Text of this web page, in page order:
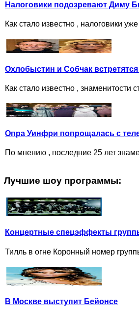
Налоговики подозревают Диму
Как стало известно , налоговики
Охлобыстин и Собчак
Как стало известно ,
Опра Уинфри попрощалась с
По мнению , последние 25 лет
Лучшие шоу программы:
Концертные спецэффекты
Тилль в огне Коронный номер
В Москве выступит Бейонсе